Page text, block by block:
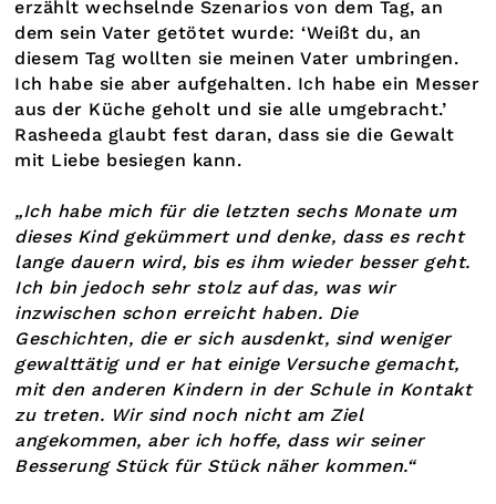
erzählt wechselnde Szenarios von dem Tag, an
dem sein Vater getötet wurde: ‘Weißt du, an
diesem Tag wollten sie meinen Vater umbringen.
Ich habe sie aber aufgehalten. Ich habe ein Messer
aus der Küche geholt und sie alle umgebracht.’
Rasheeda glaubt fest daran, dass sie die Gewalt
mit Liebe besiegen kann.
„Ich habe mich für die letzten sechs Monate um
dieses Kind gekümmert und denke, dass es recht
lange dauern wird, bis es ihm wieder besser geht.
Ich bin jedoch sehr stolz auf das, was wir
inzwischen schon erreicht haben. Die
Geschichten, die er sich ausdenkt, sind weniger
gewalttätig und er hat einige Versuche gemacht,
mit den anderen Kindern in der Schule in Kontakt
zu treten. Wir sind noch nicht am Ziel
angekommen, aber ich hoffe, dass wir seiner
Besserung Stück für Stück näher kommen.“